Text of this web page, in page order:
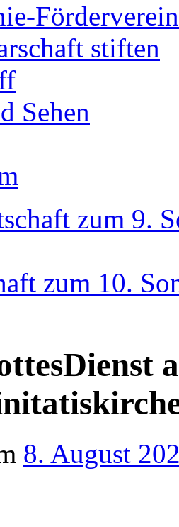
stiften
Sehen
zum 9.
zum 10.
8. August